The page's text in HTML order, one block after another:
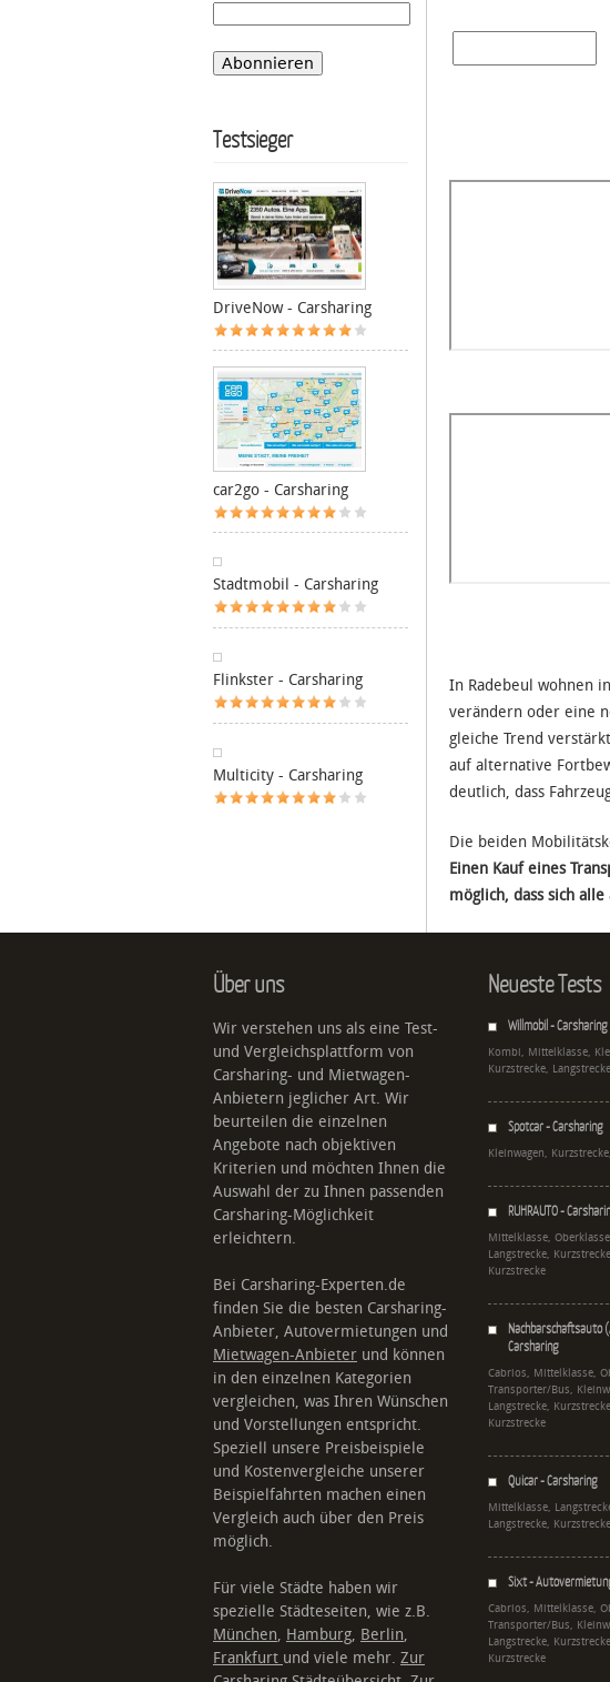
In Radebeul wohnen
verändern oder eine
gleiche Trend
auf alternative
deutlich, dass
Die beiden
Einen Kauf eines
möglich, dass sich
Testsieger
DriveNow - Carsharing
car2go - Carsharing
Stadtmobil - Carsharing
Flinkster - Carsharing
Multicity - Carsharing
Über uns
Wir verstehen uns als eine Test-
und Vergleichsplattform von
Carsharing- und Mietwagen-
Anbietern jeglicher Art. Wir
beurteilen die einzelnen
Angebote nach objektiven
Kriterien und möchten Ihnen die
Auswahl der zu Ihnen passenden
Carsharing-Möglichkeit
erleichtern.
Bei Carsharing-Experten.de
finden Sie die besten Carsharing-
Anbieter, Autovermietungen und
Mietwagen-Anbieter und können
in den einzelnen Kategorien
vergleichen, was Ihren Wünschen
und Vorstellungen entspricht.
Speziell unsere Preisbeispiele
und Kostenvergleiche unserer
Beispielfahrten machen einen
Vergleich auch über den Preis
möglich.
Für viele Städte haben wir
spezielle Städteseiten, wie z.B.
München, Hamburg, Berlin,
Frankfurt und viele mehr. Zur
Neueste Tests
Willmobil - Carsharing
Kombi, Mittelklasse,
Kurzstrecke,
Spotcar - Carsharing
Kleinwagen,
RUHRAUTO -
Mittelklasse,
Langstrecke,
Kurzstrecke
Nachbarschaftsauto
Carsharing
Cabrios, Mittelklasse,
Transporter/Bus,
Langstrecke,
Kurzstrecke
Quicar - Carsharing
Mittelklasse,
Langstrecke, Kurzstrecke
Sixt -
Cabrios, Mittelklasse,
Transporter/Bus,
Langstrecke,
Kurzstrecke